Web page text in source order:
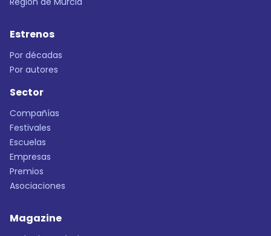
Estrenos
Por décadas
Por autores
Sector
Compañías
Festivales
Escuelas
Empresas
Premios
Asociaciones
Magazine